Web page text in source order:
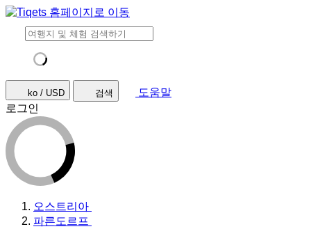
ko / USD 검색
도움말
로그인
오스트리아
파른도르프